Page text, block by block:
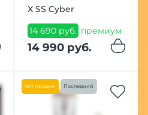
X SS Cyber
14 690 руб. премиум
14 990 руб.
Хит продаж Последний